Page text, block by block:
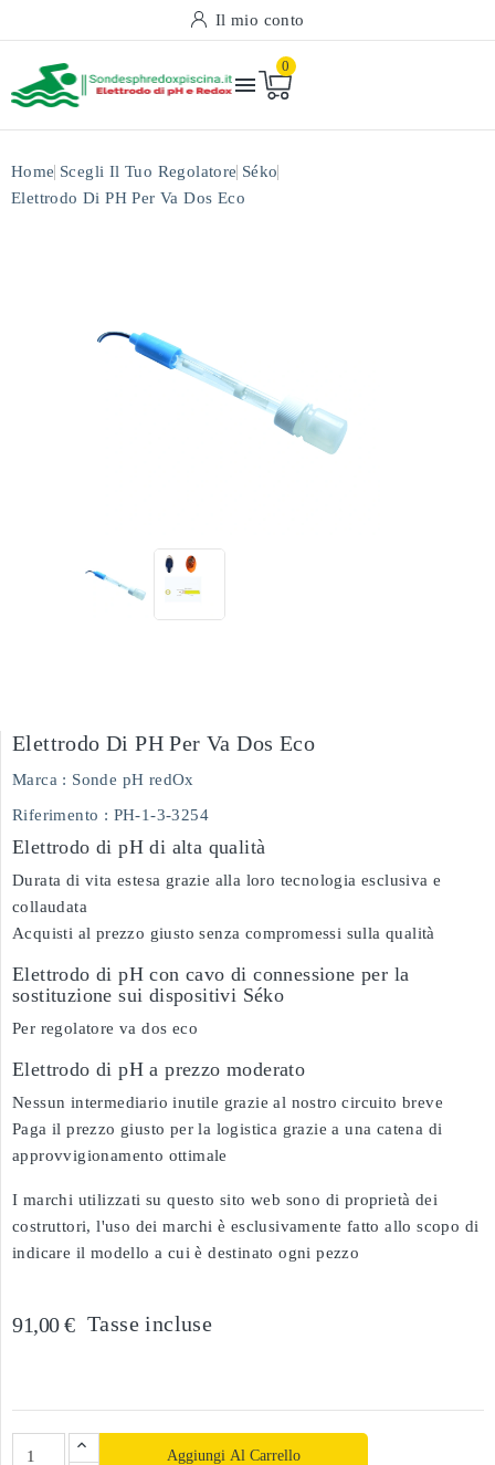
Il mio conto

0
Home Scegli Il Tuo Regolatore Séko
Elettrodo Di PH Per Va Dos Eco
Elettrodo Di PH Per Va Dos Eco
Marca : Sonde pH redOx
Riferimento : PH-1-3-3254
Elettrodo di pH di alta qualità
Durata di vita estesa grazie alla loro tecnologia esclusiva e
collaudata
Acquisti al prezzo giusto senza compromessi sulla qualità
Elettrodo di pH con cavo di connessione per la
sostituzione sui dispositivi Séko
Per regolatore va dos eco
Elettrodo di pH a prezzo moderato
Nessun intermediario inutile grazie al nostro circuito breve
Paga il prezzo giusto per la logistica grazie a una catena di
approvvigionamento ottimale
I marchi utilizzati su questo sito web sono di proprietà dei
costruttori, l'uso dei marchi è esclusivamente fatto allo scopo di
indicare il modello a cui è destinato ogni pezzo
91,00 € Tasse incluse
Aggiungi Al Carrello